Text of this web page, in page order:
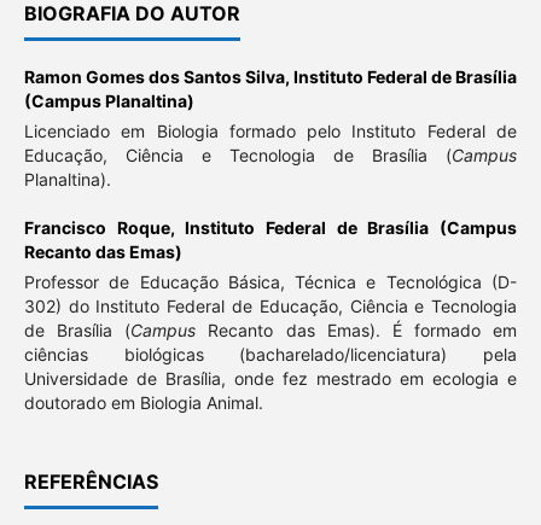
BIOGRAFIA DO AUTOR
Ramon Gomes dos Santos Silva,Instituto Federal de Brasília
(Campus Planaltina)
Licenciado em Biologia formado pelo Instituto Federal de
Educação, Ciência e Tecnologia de Brasília (Campus
Planaltina).
Francisco Roque,Instituto Federal de Brasília (Campus
Recanto das Emas)
Professor de Educação Básica, Técnica e Tecnológica (D-
302) do Instituto Federal de Educação, Ciência e Tecnologia
de Brasília (Campus Recanto das Emas). É formado em
ciências biológicas (bacharelado/licenciatura) pela
Universidade de Brasília, onde fez mestrado em ecologia e
doutorado em Biologia Animal.
REFERÊNCIAS